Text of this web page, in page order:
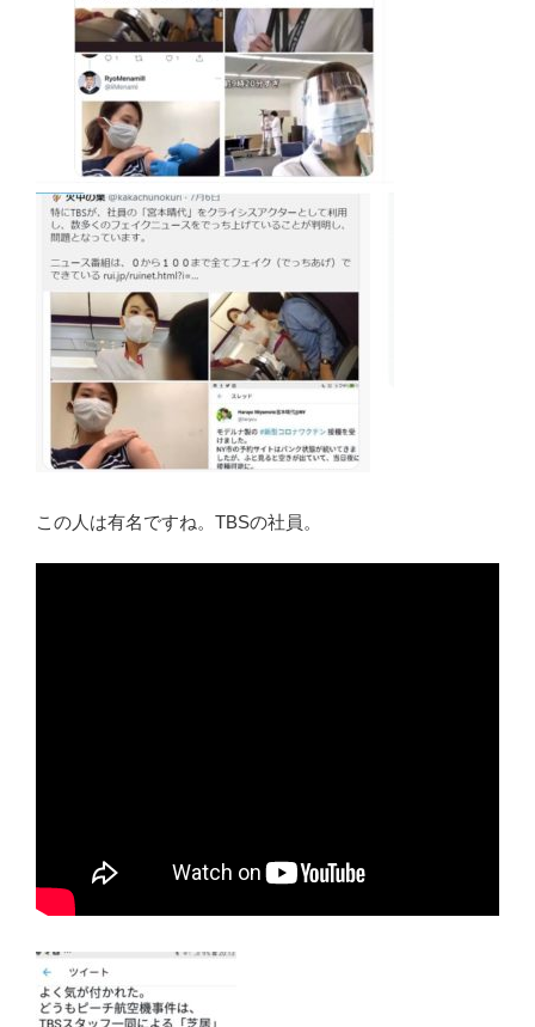
この人は有名ですね。TBSの社員。